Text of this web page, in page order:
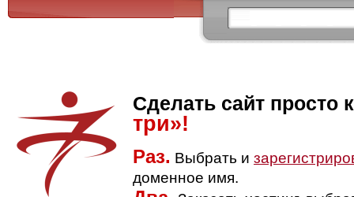
Сделать сайт просто
три»!
Раз. Выбрать и
доменное имя.